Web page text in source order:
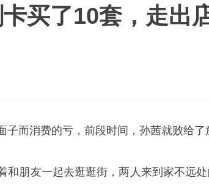
买了10套，走出
子而消费的亏，前段时间，孙茜就败给了
和朋友一起去逛逛街，两人来到家不远